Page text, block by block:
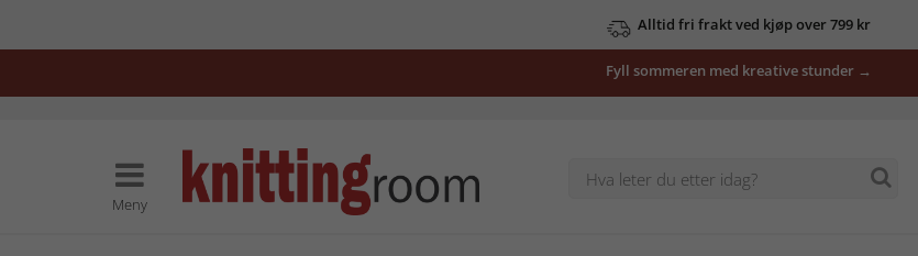
Alltid fri frakt ved kjøp over 799 kr
Fyll sommeren med kreative stunder →
Meny